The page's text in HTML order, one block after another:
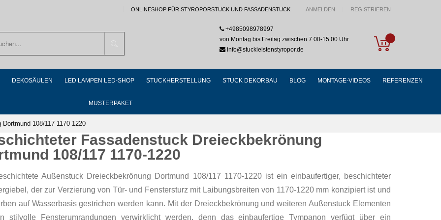
ONLINESHOP FÜR STYROPORSTUCK UND FASSADENSTUCK ANMELDEN REGISTRIEREN
My Cart
+4985098978997
von Montag bis Freitag zwischen 7.00-15.00 Uhr
info@stuckleistenstyropor.de
DEKOSÄULEN LED LAMPEN LED-SHOP STUCKHERSTELLUNG STUCK DEKORBAU BLOG MONTAGE-VIDEOS REFERENZEN
MUSTERPAKET
108/117 1170-1220
Fassadenstuck Dreieckbekrönung
108/117 1170-1220
Außenstuck Dreieckbekrönung Dortmund 108/117 1170-1220 ist ein einbaufertiger, beschichteter
der zur Verzierung von Tür- und Fenstersturz mit Laibungsbreiten von 1170-1220 mm konzipiert ist und
auf Wasserbasis gestrichen werden kann. Mit der Dreieckbekrönung und weiteren Außenstuck Elementen
stilvolle Fensterumrandungen verwirklicht werden, denn das einbaufertige Tympanon verfügt über ein